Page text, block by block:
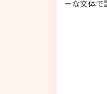
ーな文体で